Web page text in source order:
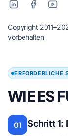
Copyright
vorbehalten.
ERFORDERLICHE
WIE ES
01 Schritt 1: